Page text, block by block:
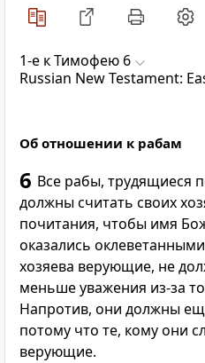
1-е к Тимофею 6
Russian New Testament:
Об отношении к рабам
6 Все рабы, трудящиеся
должны считать своих
почитания, чтобы имя
оказались
хозяева верующие, не
меньше уважения из-за
Напротив, они должны
потому что те, кому они
верующие.